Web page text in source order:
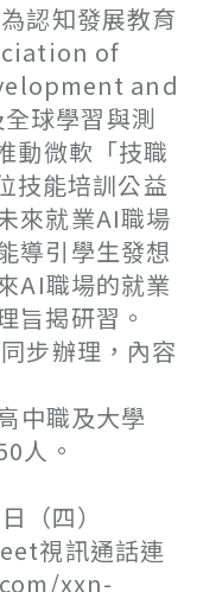
認知發展教育
of
and
球學習與測
動微軟「技職
技能培訓公益
來就業AI職場
導引學生發想
AI職場的就業
旨揭研習。
步辦理，內容
職及大學
人。
四）
視訊通話連
xxn-